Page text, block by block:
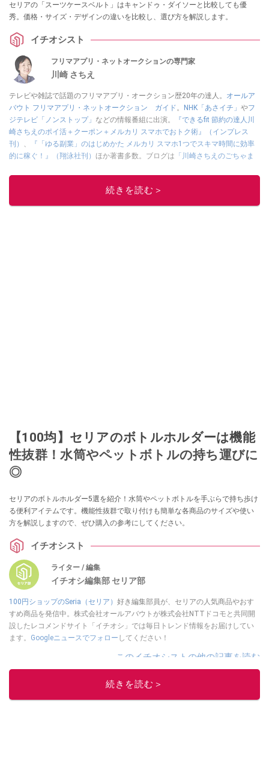
セリアの「スーツケースベルト」はキャンドゥ・ダイソーと比較しても優
秀。価格・サイズ・デザインの違いを比較し、選び方を解説します。
イチオシスト
フリマアプリ・ネットオークションの専門家
川崎 さちえ
テレビや雑誌で話題のフリマアプリ・オークション歴20年の達人。 オールア
バウト フリマアプリ・ネットオークション ガイド。 NHK「あさイチ」 やフ
ジテレビ「ノンストップ」 などの情報番組に出演。
『できるfit 節約の達人川
崎さちえのポイ活＋クーポン＋メルカリ スマホでおトク術』（インプレス
刊） 、
『「ゆる副業」のはじめかた メルカリ スマホ1つでスキマ時間に効率
的に稼ぐ！』（翔泳社刊） ほか著書多数。ブログは 「川崎さちえのごちゃま
■経歴：2003年、夫が子育てをするために、突然会社を辞める。翌月からの
給料が０円になり、家にいながら、しかも空いた時間でできるオークション
に目をつける。しかし、取引の仕方がわからずに、まずは落札者として参
続きを読む＞
【100均】セリアのボトルホルダーは機能
性抜群！水筒やペットボトルの持ち運びに
◎
セリアのボトルホルダー5選を紹介！水筒やペットボトルを手ぶらで持ち歩け
る便利アイテムです。機能性抜群で取り付けも簡単な各商品のサイズや使い
方を解説しますので、ぜひ購入の参考にしてください。
イチオシスト
ライター / 編集
イチオシ編集部 セリア部
100円ショップのSeria（セリア） 好き編集部員が、セリアの人気商品やおす
すめ商品を発信中。株式会社オールアバウトが株式会社NTTドコモと共同開
設したレコメンドサイト「イチオシ」では毎日トレンド情報をお届けしてい
ます。 Googleニュースでフォロー してください！
このイチオシストの他の記事を読む
続きを読む＞